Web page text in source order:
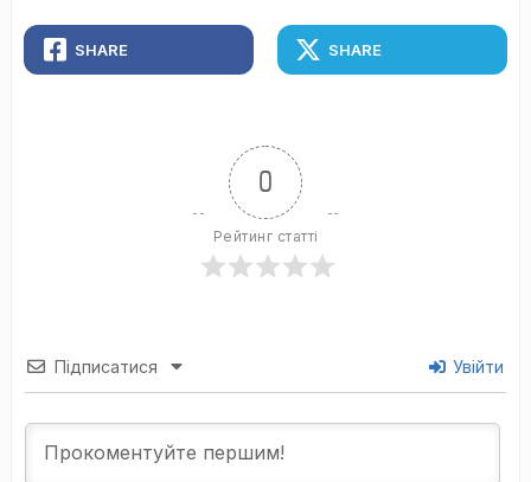
SHARE SHARE
0
Рейтинг статті
Підписатися Увійти